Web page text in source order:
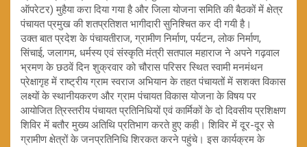
ऑपरेटर) मुहैया करा दिया गया है और जिला योजना समिति की बैठकों में क्षेत्र
पंचायत प्रमुख की शतप्रतिशत भागीदारी सुनिश्चित कर दी गयी है।
उक्त बात प्रदेश के पंचायतीराज, ग्रामीण निर्माण, पर्यटन, लोक निर्माण,
सिंचाई, जलागम, धर्मस्य एवं संस्कृति मंत्री सतपाल महाराज ने अपने गढ़वाल
भ्रमण के छठवें दिन शुक्रवार को चौरास परिसर स्थित स्वामी मनमंथन
प्रेक्षागृह में राष्ट्रीय ग्राम स्वराज अभियान के तहत पंचायतों में सशक्त विकास
लक्ष्यों के स्थानीयकरण और ग्राम पंचायत विकास योजना के विषय पर
आयोजित त्रिस्तरीय पंचायत प्रतिनिधियों एवं कार्मिकों के दो दिवसीय प्रशिक्षण
शिविर में बतौर मुख्य अतिथि प्रतिभाग करते हुए कही। शिविर में दूर-दूर से
ग्रामीण क्षेत्रों के जनप्रत‍िन‍िध‍ि श‍िरकत करने पहुंचे। इस कार्यक्रम के